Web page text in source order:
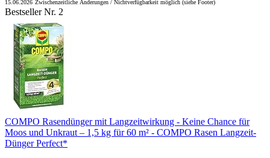
15.06.2026 Zwischenzeitliche Änderungen / Nichtverfügbarkeit möglich (siehe Footer)
Bestseller Nr. 2
COMPO Rasendünger mit Langzeitwirkung - Keine Chance für
Moos und Unkraut – 1,5 kg für 60 m² - COMPO Rasen Langzeit-
Dünger Perfect*